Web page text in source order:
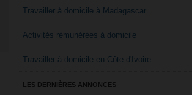
Travailler à domicile à Madagascar
Activités rémunérées à domicile
Travailler à domicile en Côte d'Ivoire
LES DERNIÈRES ANNONCES